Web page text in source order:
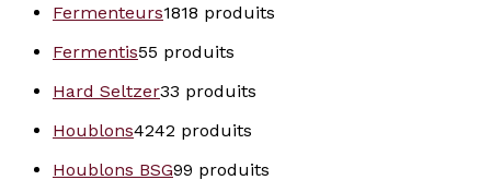
Fermenteurs1818 produits
Fermentis55 produits
Hard Seltzer33 produits
Houblons4242 produits
Houblons BSG99 produits